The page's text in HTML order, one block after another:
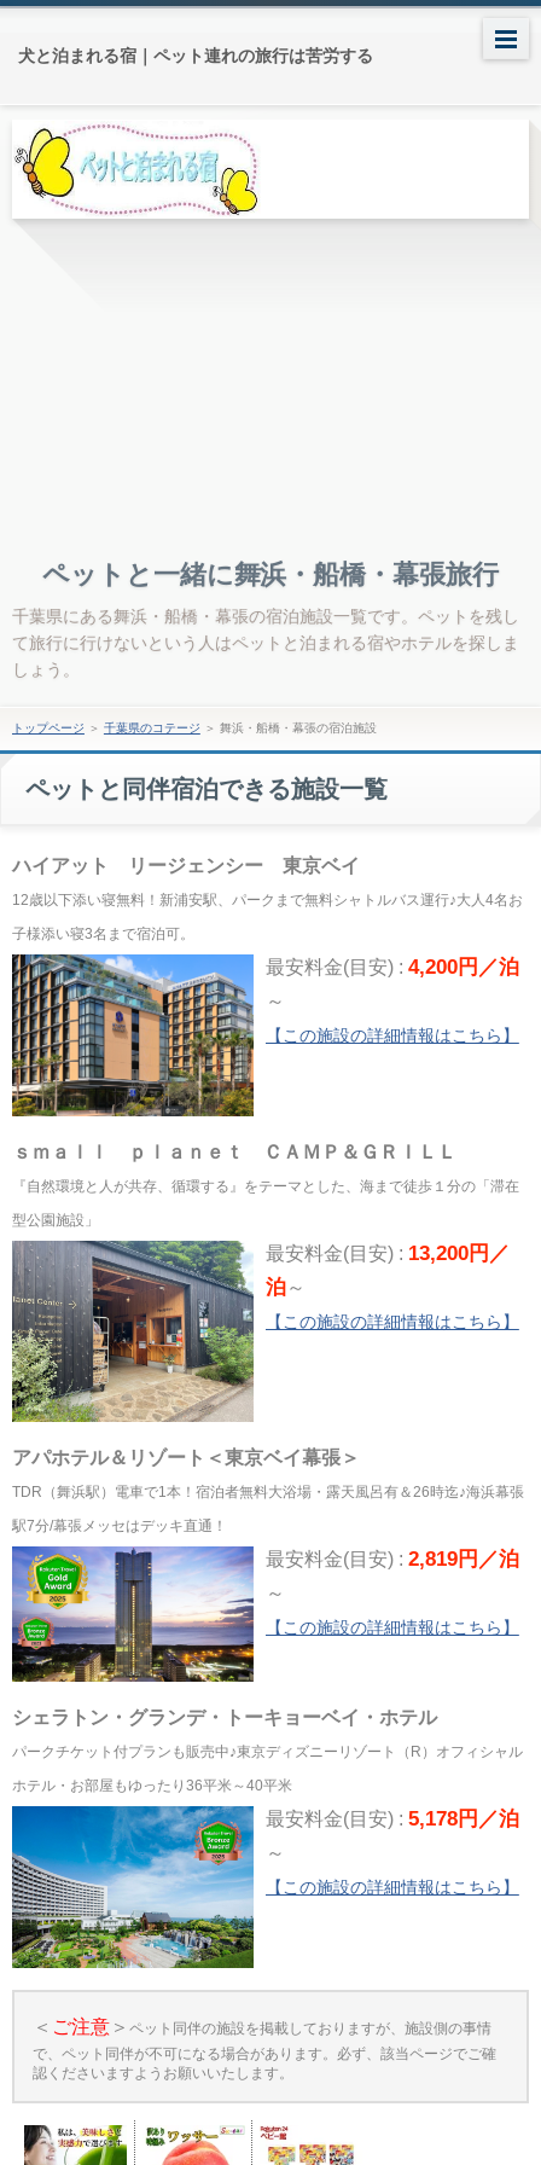
犬と泊まれる宿｜ペット連れの旅行は苦労する
ペットと一緒に舞浜・船橋・幕張旅行
千葉県にある舞浜・船橋・幕張の宿泊施設一覧です。ペットを残し
て旅行に行けないという人はペットと泊まれる宿やホテルを探しま
しょう。
トップページ ＞ 千葉県のコテージ ＞ 舞浜・船橋・幕張の宿泊施設
ペットと同伴宿泊できる施設一覧
ハイアット リージェンシー 東京ベイ
12歳以下添い寝無料！新浦安駅、パークまで無料シャトルバス運行♪大人4名お
子様添い寝3名まで宿泊可。
最安料金(目安) : 4,200円／泊
～
【この施設の詳細情報はこちら】
ｓｍａｌｌ ｐｌａｎｅｔ ＣＡＭＰ＆ＧＲＩＬＬ
『自然環境と人が共存、循環する』をテーマとした、海まで徒歩１分の「滞在
型公園施設」
最安料金(目安) : 13,200円／
泊～
【この施設の詳細情報はこちら】
アパホテル＆リゾート＜東京ベイ幕張＞
TDR（舞浜駅）電車で1本！宿泊者無料大浴場・露天風呂有＆26時迄♪海浜幕張
駅7分/幕張メッセはデッキ直通！
最安料金(目安) : 2,819円／泊
～
【この施設の詳細情報はこちら】
シェラトン・グランデ・トーキョーベイ・ホテル
パークチケット付プランも販売中♪東京ディズニーリゾート（R）オフィシャル
ホテル・お部屋もゆったり36平米～40平米
最安料金(目安) : 5,178円／泊
～
【この施設の詳細情報はこちら】
＜ ご注意＞ ペット同伴の施設を掲載しておりますが、施設側の事情
で、ペット同伴が不可になる場合があります。必ず、該当ページでご確
認くださいますようお願いいたします。